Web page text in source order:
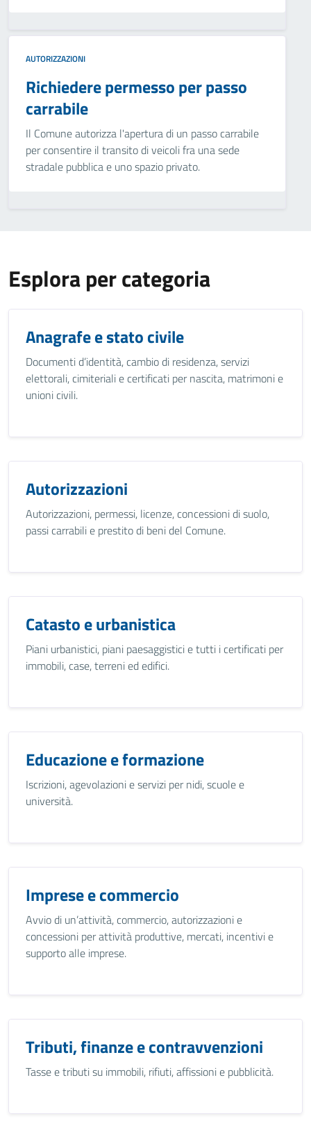
AUTORIZZAZIONI
Richiedere permesso per passo
carrabile
Il Comune autorizza l'apertura di un passo carrabile
per consentire il transito di veicoli fra una sede
stradale pubblica e uno spazio privato.
Esplora per categoria
Anagrafe e stato civile
Documenti d’identità, cambio di residenza, servizi
elettorali, cimiteriali e certificati per nascita, matrimoni e
unioni civili.
Autorizzazioni
Autorizzazioni, permessi, licenze, concessioni di suolo,
passi carrabili e prestito di beni del Comune.
Catasto e urbanistica
Piani urbanistici, piani paesaggistici e tutti i certificati per
immobili, case, terreni ed edifici.
Educazione e formazione
Iscrizioni, agevolazioni e servizi per nidi, scuole e
università.
Imprese e commercio
Avvio di un’attività, commercio, autorizzazioni e
concessioni per attività produttive, mercati, incentivi e
supporto alle imprese.
Tributi, finanze e contravvenzioni
Tasse e tributi su immobili, rifiuti, affissioni e pubblicità.